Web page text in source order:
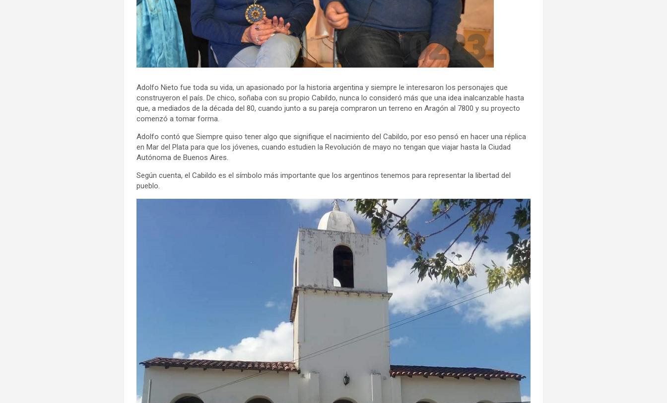
Adolfo Nieto fue toda su vida, un apasionado por la historia argentina y siempre le interesaron los personajes que
construyeron el país. De chico, soñaba con su propio Cabildo, nunca lo consideró más que una idea inalcanzable hasta
que, a mediados de la década del 80, cuando junto a su pareja compraron un terreno en Aragón al 7800 y su proyecto
comenzó a tomar forma.
Adolfo contó que Siempre quiso tener algo que signifique el nacimiento del Cabildo, por eso pensó en hacer una réplica
en Mar del Plata para que los jóvenes, cuando estudien la Revolución de mayo no tengan que viajar hasta la Ciudad
Autónoma de Buenos Aires.
Según cuenta, el Cabildo es el símbolo más importante que los argentinos tenemos para representar la libertad del
pueblo.